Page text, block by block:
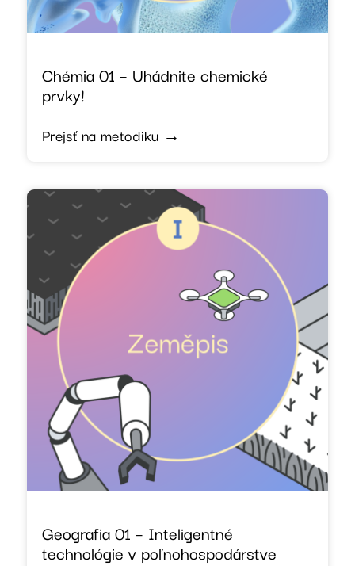
Chémia 01 – Uhádnite chemické
prvky!
Prejsť na metodiku →
Geografia 01 – Inteligentné
technológie v poľnohospodárstve